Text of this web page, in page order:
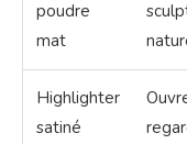
poudre
mat
Highlighter
satiné